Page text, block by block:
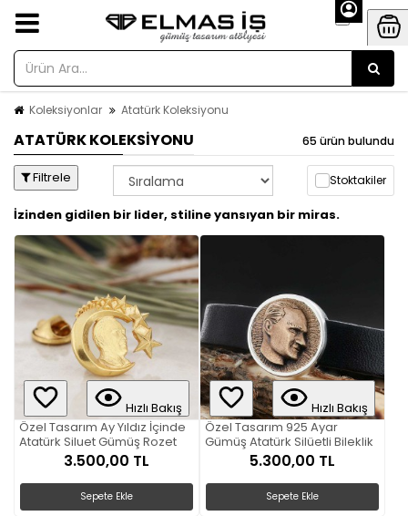
Koleksiyonlar Atatürk Koleksiyonu
ATATÜRK KOLEKSIYONU 65 ürün bulundu
Filtrele Stoktakiler
İzinden gidilen bir lider, stiline yansıyan bir miras.
Hızlı Bakış
Özel Tasarım Ay Yıldız İçinde
Atatürk Siluet Gümüş Rozet
3.500,00 TL
Sepete Ekle
Hızlı Bakış
Özel Tasarım 925 Ayar
Gümüş Atatürk Silüetli Bileklik
5.300,00 TL
Sepete Ekle